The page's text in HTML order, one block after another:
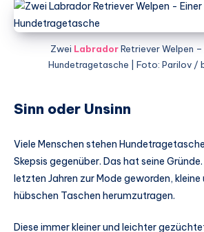
Zwei LabradorRetriever Welpen –
Hundetragetasche | Foto: Parilov /
Sinn oder Unsinn
Viele Menschen stehen
Skepsis gegenüber. Das hat seine
letzten Jahren zur Mode geworden, kleine
hübschen Taschen herumzutragen.
Diese immer kleiner und leichter